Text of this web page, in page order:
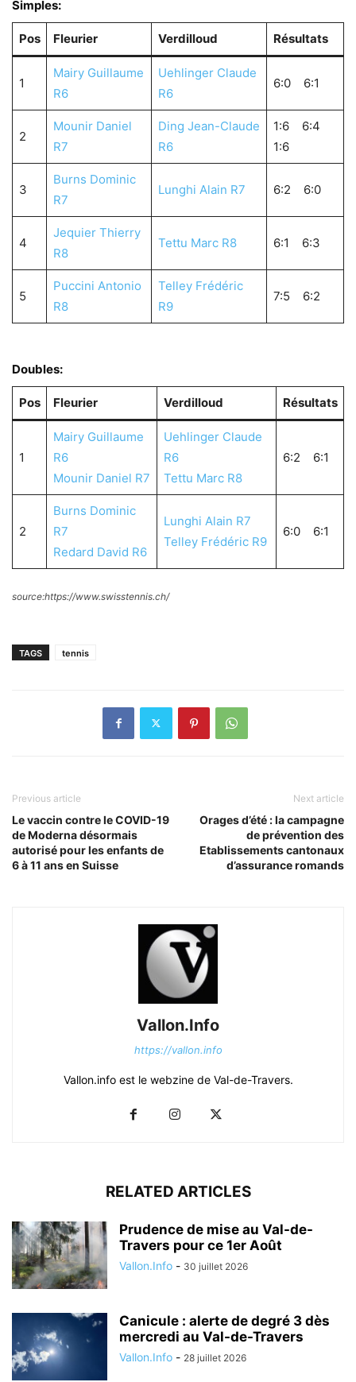
Simples:
Pos Fleurier Verdilloud Résultats
1
Mairy Guillaume
R6
Uehlinger Claude
R6
6:0 6:1
2
Mounir Daniel
R7
Ding Jean-Claude
R6
1:6 6:4
1:6
3
Burns Dominic
R7
Lunghi Alain R7 6:2 6:0
4
Jequier Thierry
R8
Tettu Marc R8 6:1 6:3
5
Puccini Antonio
R8
Telley Frédéric
R9
7:5 6:2
Doubles:
Pos Fleurier Verdilloud Résultats
1
Mairy Guillaume
R6
Mounir Daniel R7
Uehlinger Claude
R6
Tettu Marc R8
6:2 6:1
2
Burns Dominic
R7
Redard David R6
Lunghi Alain R7
Telley Frédéric R9
6:0 6:1
source:https://www.swisstennis.ch/
TAGS tennis
Previous article
Le vaccin contre le COVID-19
de Moderna désormais
autorisé pour les enfants de
6 à 11 ans en Suisse
Next article
Orages d’été : la campagne
de prévention des
Etablissements cantonaux
d’assurance romands
Vallon.Info
https://vallon.info
Vallon.info est le webzine de Val-de-Travers.
RELATED ARTICLES
Prudence de mise au Val-de-
Travers pour ce 1er Août
Vallon.Info - 30 juillet 2026
Canicule : alerte de degré 3 dès
mercredi au Val-de-Travers
Vallon.Info - 28 juillet 2026